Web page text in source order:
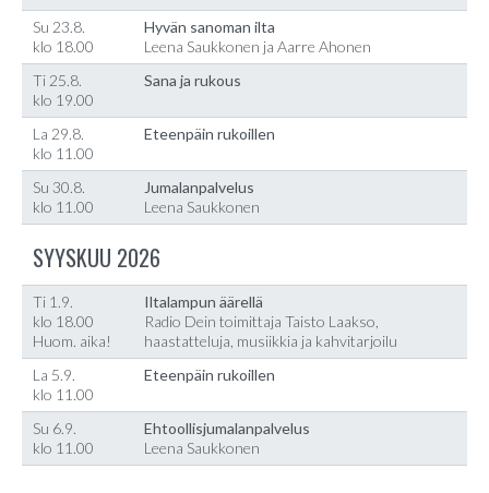
Su 23.8.
klo 18.00
Hyvän sanoman ilta
Leena Saukkonen ja Aarre Ahonen
Ti 25.8.
klo 19.00
Sana ja rukous
La 29.8.
klo 11.00
Eteenpäin rukoillen
Su 30.8.
klo 11.00
Jumalanpalvelus
Leena Saukkonen
SYYSKUU 2026
Ti 1.9.
klo 18.00
Huom. aika!
Iltalampun äärellä
Radio Dein toimittaja Taisto Laakso,
haastatteluja, musiikkia ja kahvitarjoilu
La 5.9.
klo 11.00
Eteenpäin rukoillen
Su 6.9.
klo 11.00
Ehtoollisjumalanpalvelus
Leena Saukkonen